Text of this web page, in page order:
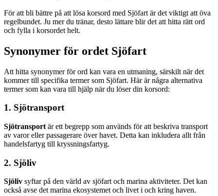
För att bli bättre på att lösa korsord med Sjöfart är det viktigt att öva
regelbundet. Ju mer du tränar, desto lättare blir det att hitta rätt ord
och fylla i korsordet helt.
Synonymer för ordet Sjöfart
Att hitta synonymer för ord kan vara en utmaning, särskilt när det
kommer till specifika termer som Sjöfart. Här är några alternativa
termer som kan vara till hjälp när du löser din korsord:
1. Sjötransport
Sjötransport är ett begrepp som används för att beskriva transport
av varor eller passagerare över havet. Detta kan inkludera allt från
handelsfartyg till kryssningsfartyg.
2. Sjöliv
Sjöliv syftar på den värld av sjöfart och marina aktiviteter. Det kan
också avse det marina ekosystemet och livet i och kring haven.